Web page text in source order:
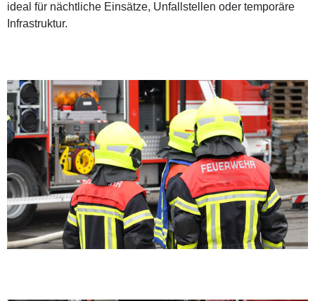
ideal für nächtliche Einsätze, Unfallstellen oder temporäre
Infrastruktur.